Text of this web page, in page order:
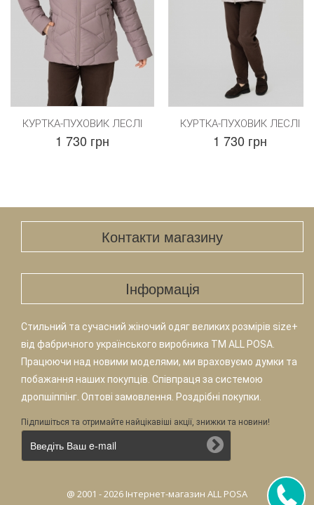
КУРТКА-ПУХОВИК ЛЕСЛІ
1 730 грн
КУРТКА-ПУХОВИК ЛЕСЛІ
1 730 грн
Контакти магазину
Iнформація
Стильний та сучасний жіночий одяг великих розмірів size+
від фабричного українського виробника TM ALL POSA.
Працюючи над новими моделями, ми враховуємо думки та
побажання наших покупців. Співпраця за системою
дропшіппінг. Оптові замовлення. Роздрібні покупки.
Підпишіться та отримайте найцікавіші акції, знижки та новини!
@ 2001 - 2026 Інтернет-магазин ALL POSA